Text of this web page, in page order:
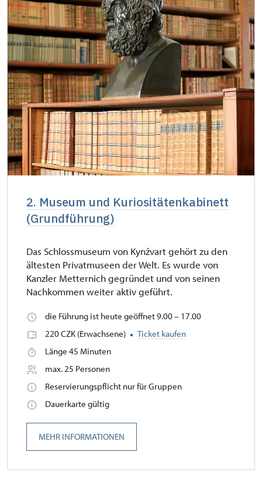
NPÚ-Karte
kostenlos
"Náš člověk"-Karte
kostenlos
2. Museum und Kuriositätenkabinett
(Grundführung)
Das Schlossmuseum von Kynžvart gehört zu den
ältesten Privatmuseen der Welt. Es wurde von
Kanzler Metternich gegründet und von seinen
Nachkommen weiter aktiv geführt.
die Führung ist heute geöffnet 9.00 – 17.00
220 CZK (Erwachsene)
Ticket kaufen
Länge 45 Minuten
max. 25 Personen
Reservierungspflicht nur für Gruppen
Dauerkarte gültig
MEHR INFORMATIONEN